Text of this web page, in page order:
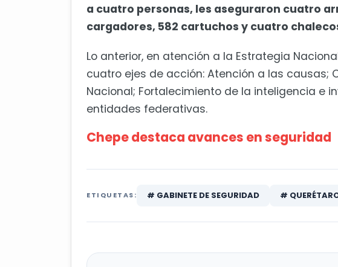
a cuatro personas, les aseguraron cuatro
cargadores, 582 cartuchos y cuatro
Lo anterior, en atención a la Estrategia
cuatro ejes de acción: Atención a las causas;
Nacional; Fortalecimiento de la inteligencia e
entidades federativas.
Chepe destaca avances en seguridad
ETIQUETAS: # GABINETE DE SEGURIDAD #